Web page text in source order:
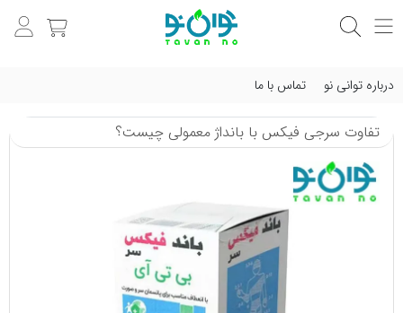
درباره توانی نو تماس با ما
تفاوت سرجی‌ فیکس با بانداژ معمولی چیست؟